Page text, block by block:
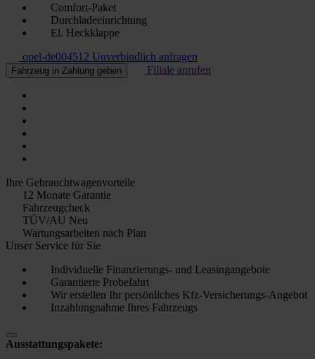
Comfort-Paket
Durchladeeinrichtung
El. Heckklappe
opel-de004512 Unverbindlich anfragen
Fahrzeug in Zahlung geben Filiale anrufen
Ihre Gebrauchtwagenvorteile
12 Monate Garantie
Fahrzeugcheck
TÜV/AU Neu
Wartungsarbeiten nach Plan
Unser Service für Sie
Individuelle Finanzierungs- und Leasingangebote
Garantierte Probefahrt
Wir erstellen Ihr persönliches Kfz-Versicherungs-Angebot
Inzahlungnahme Ihres Fahrzeugs
Ausstattungspakete: